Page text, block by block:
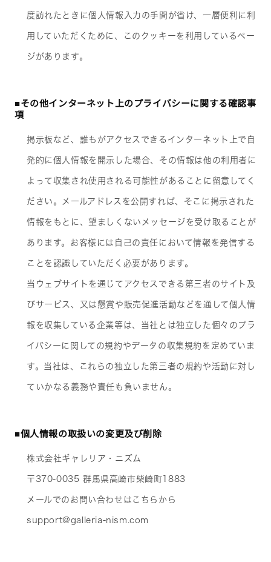
度訪れたときに個人情報入力の手間が省け、一層便利に利
用していただくために、このクッキーを利用しているペー
ジがあります。
■その他インターネット上のプライバシーに関する確認事
項
掲示板など、誰もがアクセスできるインターネット上で自
発的に個人情報を開示した場合、その情報は他の利用者に
よって収集され使用される可能性があることに留意してく
ださい。メールアドレスを公開すれば、そこに掲示された
情報をもとに、望ましくないメッセージを受け取ることが
あります。お客様には自己の責任において情報を発信する
ことを認識していただく必要があります。
当ウェブサイトを通じてアクセスできる第三者のサイト及
びサービス、又は懸賞や販売促進活動などを通して個人情
報を収集している企業等は、当社とは独立した個々のプラ
イバシーに関しての規約やデータの収集規約を定めていま
す。当社は、これらの独立した第三者の規約や活動に対し
ていかなる義務や責任も負いません。
■個人情報の取扱いの変更及び削除
株式会社ギャレリア・ニズム
〒370-0035 群馬県高崎市柴崎町1883
メールでのお問い合わせはこちらから
support@galleria-nism.com